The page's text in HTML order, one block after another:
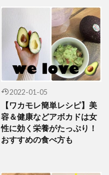
2022-01-05
【ワカモレ簡単レシピ】美
容＆健康などアボカドは女
性に効く栄養がたっぷり！
おすすめの食べ方も